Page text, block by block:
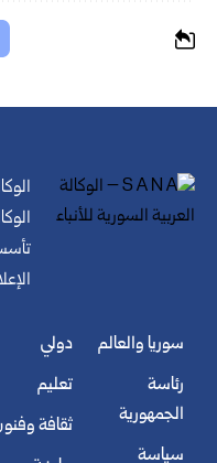
سوريا والعالم
رئاسة
الجمهورية
سياسة
دولي
تعليم
ثقافة